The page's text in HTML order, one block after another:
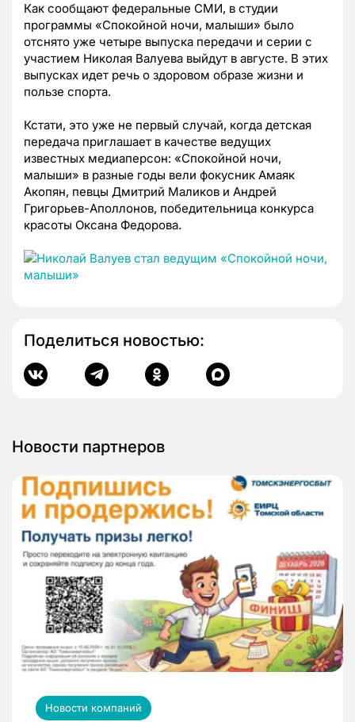
Как сообщают федеральные СМИ, в студии
программы «Спокойной ночи, малыши» было
отснято уже четыре выпуска передачи и серии с
участием Николая Валуева выйдут в августе. В этих
выпусках идет речь о здоровом образе жизни и
пользе спорта.
Кстати, это уже не первый случай, когда детская
передача приглашает в качестве ведущих
известных медиаперсон: «Спокойной ночи,
малыши» в разные годы вели фокусник Амаяк
Акопян, певцы Дмитрий Маликов и Андрей
Григорьев-Аполлонов, победительница конкурса
красоты Оксана Федорова.
Поделиться новостью:
Новости партнеров
Новости компаний